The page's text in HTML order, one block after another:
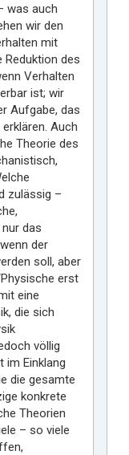
was auch
wir den
mit
Reduktion des
Verhalten
ist; wir
Aufgabe, das
erklären. Auch
Theorie des
zulässig –
das
der
soll, aber
erst
eine
die sich
völlig
im Einklang
die gesamte
konkrete
Theorien
– so viele